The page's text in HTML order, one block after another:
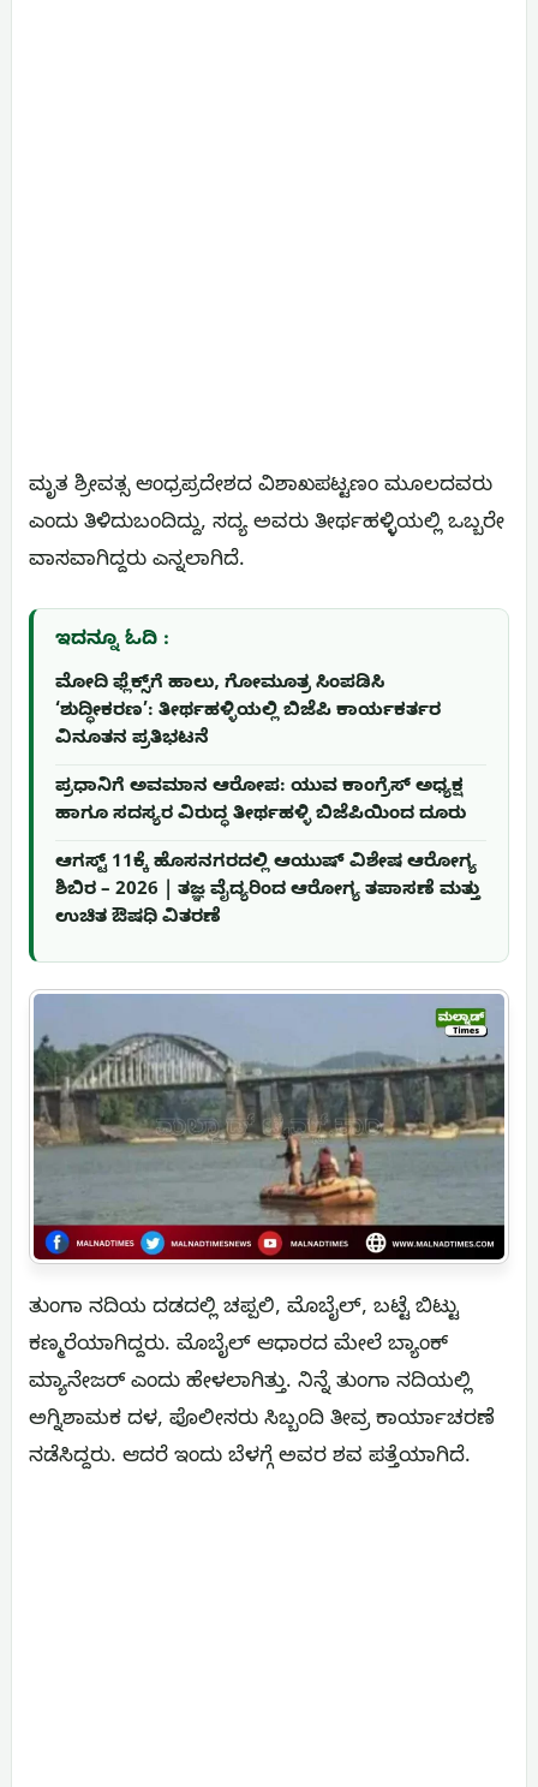
ಮೃತ ಶ್ರೀವತ್ಸ ಆಂಧ್ರಪ್ರದೇಶದ ವಿಶಾಖಪಟ್ಟಣಂ ಮೂಲದವರು
ಎಂದು ತಿಳಿದುಬಂದಿದ್ದು, ಸದ್ಯ ಅವರು ತೀರ್ಥಹಳ್ಳಿಯಲ್ಲಿ ಒಬ್ಬರೇ
ವಾಸವಾಗಿದ್ದರು ಎನ್ನಲಾಗಿದೆ.
ಇದನ್ನೂ ಓದಿ :
ಮೋದಿ ಫ್ಲೆಕ್ಸ್‌ಗೆ ಹಾಲು, ಗೋಮೂತ್ರ ಸಿಂಪಡಿಸಿ
‘ಶುದ್ಧೀಕರಣ’: ತೀರ್ಥಹಳ್ಳಿಯಲ್ಲಿ ಬಿಜೆಪಿ ಕಾರ್ಯಕರ್ತರ
ವಿನೂತನ ಪ್ರತಿಭಟನೆ
ಪ್ರಧಾನಿಗೆ ಅವಮಾನ ಆರೋಪ: ಯುವ ಕಾಂಗ್ರೆಸ್ ಅಧ್ಯಕ್ಷ
ಹಾಗೂ ಸದಸ್ಯರ ವಿರುದ್ಧ ತೀರ್ಥಹಳ್ಳಿ ಬಿಜೆಪಿಯಿಂದ ದೂರು
ಆಗಸ್ಟ್ 11ಕ್ಕೆ ಹೊಸನಗರದಲ್ಲಿ ಆಯುಷ್ ವಿಶೇಷ ಆರೋಗ್ಯ
ಶಿಬಿರ – 2026 | ತಜ್ಞ ವೈದ್ಯರಿಂದ ಆರೋಗ್ಯ ತಪಾಸಣೆ ಮತ್ತು
ಉಚಿತ ಔಷಧಿ ವಿತರಣೆ
ತುಂಗಾ ನದಿಯ ದಡದಲ್ಲಿ ಚಪ್ಪಲಿ, ಮೊಬೈಲ್, ಬಟ್ಟೆ ಬಿಟ್ಟು
ಕಣ್ಮರೆಯಾಗಿದ್ದರು. ಮೊಬೈಲ್ ಆಧಾರದ ಮೇಲೆ ಬ್ಯಾಂಕ್
ಮ್ಯಾನೇಜರ್ ಎಂದು ಹೇಳಲಾಗಿತ್ತು. ನಿನ್ನೆ ತುಂಗಾ ನದಿಯಲ್ಲಿ
ಅಗ್ನಿಶಾಮಕ ದಳ, ಪೊಲೀಸರು ಸಿಬ್ಬಂದಿ ತೀವ್ರ ಕಾರ್ಯಾಚರಣೆ
ನಡೆಸಿದ್ದರು. ಆದರೆ ಇಂದು ಬೆಳಗ್ಗೆ ಅವರ ಶವ ಪತ್ತೆಯಾಗಿದೆ.